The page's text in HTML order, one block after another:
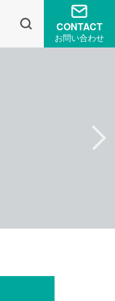
CONTACT
お問い合わせ